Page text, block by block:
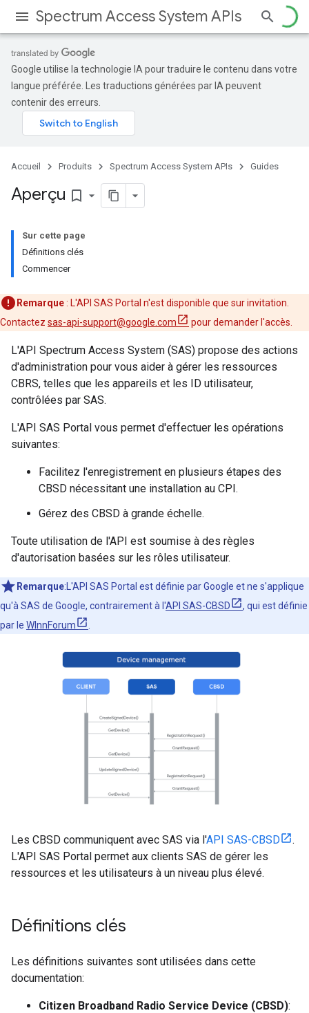
Spectrum Access System APIs
Google utilise la technologie IA pour traduire le contenu dans votre
langue préférée. Les traductions générées par IA peuvent
contenir des erreurs.
Accueil Produits Spectrum Access System APIs Guides
Aperçu bookmark_border
Sur cette page
Définitions clés
Commencer
Remarque: L'API SAS Portal n'est disponible que sur invitation.
Contactez sas-api-support@google.com pour demander l'accès.
L'API Spectrum Access System (SAS) propose des actions
d'administration pour vous aider à gérer les ressources
CBRS, telles que les appareils et les ID utilisateur,
contrôlées par SAS.
L'API SAS Portal vous permet d'effectuer les opérations
suivantes:
Facilitez l'enregistrement en plusieurs étapes des
CBSD nécessitant une installation au CPI.
Gérez des CBSD à grande échelle.
Toute utilisation de l'API est soumise à des règles
d'autorisation basées sur les rôles utilisateur.
Remarque:L'API SAS Portal est définie par Google et ne s'applique
qu'à SAS de Google, contrairement à l'API SAS-CBSD
, qui est définie
par le WInnForum
Les CBSD communiquent avec SAS via l'API SAS-CBSD
.
L'API SAS Portal permet aux clients SAS de gérer les
ressources et les utilisateurs à un niveau plus élevé.
Définitions clés
Les définitions suivantes sont utilisées dans cette
documentation:
Citizen Broadband Radio Service Device (CBSD):